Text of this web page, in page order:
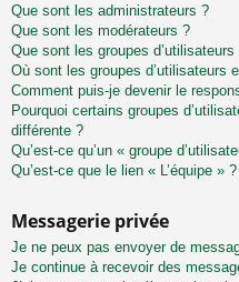
Que sont les administrateurs ?
Que sont les modérateurs ?
Que sont les groupes d’utilisateurs
Où sont les groupes d’utilisateurs
Comment puis-je devenir le
Pourquoi certains groupes
différente ?
Qu’est-ce qu’un « groupe
Qu’est-ce que le lien « L’équipe » ?
Messagerie privée
Je ne peux pas envoyer de
Je continue à recevoir des